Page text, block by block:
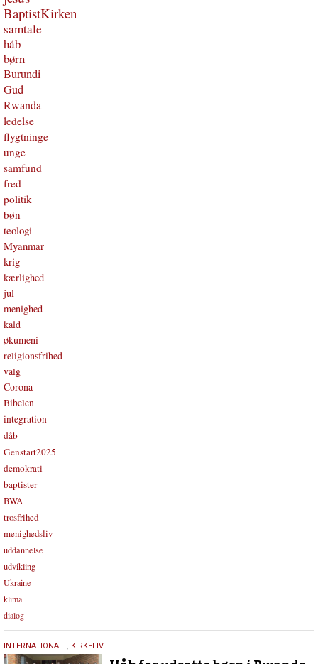
BaptistKirken
samtale
håb
børn
Burundi
Gud
Rwanda
ledelse
flygtninge
unge
samfund
fred
politik
bøn
teologi
Myanmar
krig
kærlighed
jul
menighed
kald
økumeni
religionsfrihed
valg
Corona
Bibelen
integration
dåb
Genstart2025
demokrati
baptister
BWA
trosfrihed
menighedsliv
uddannelse
udvikling
Ukraine
klima
dialog
16.
INTERNATIONALT, KIRKELIV